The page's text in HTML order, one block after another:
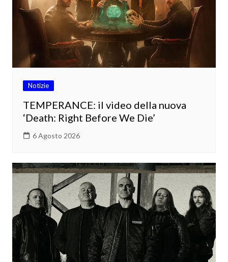
Notizie
TEMPERANCE: il video della nuova
‘Death: Right Before We Die’
6 Agosto 2026